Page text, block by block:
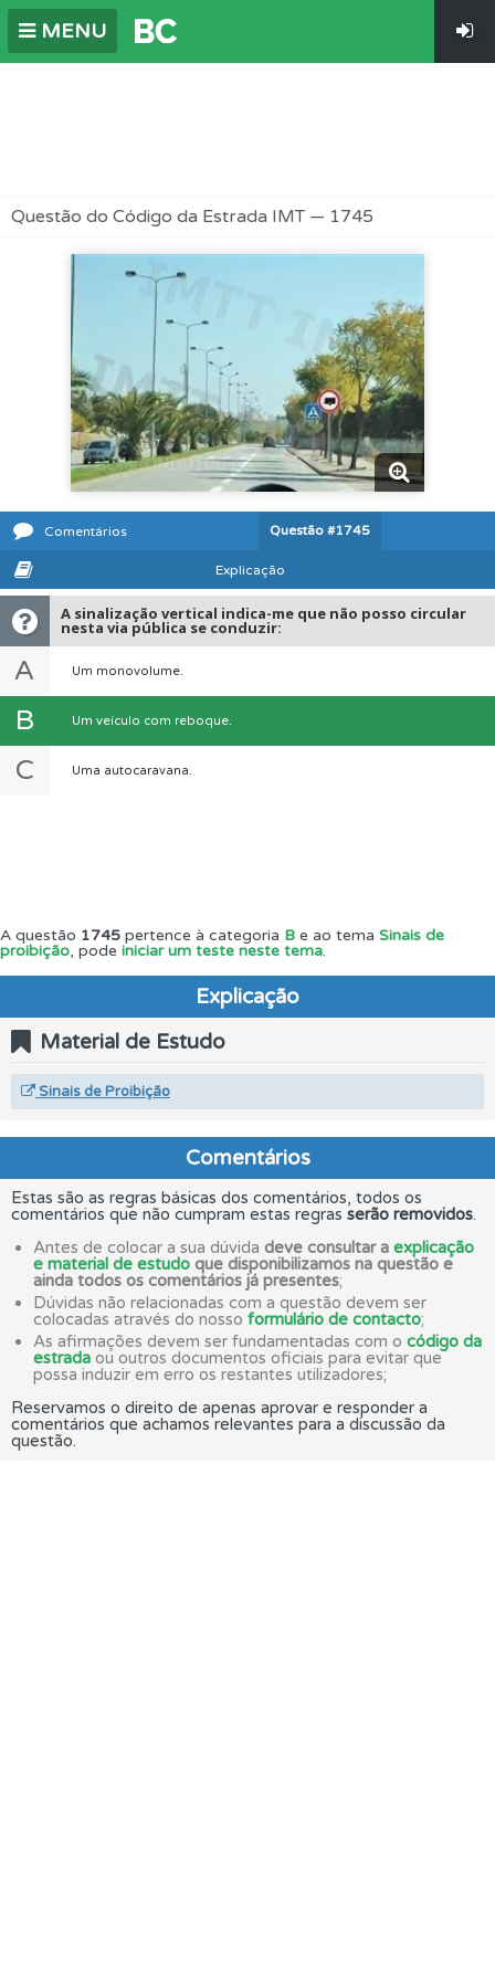
MENU
Questão do Código da Estrada IMT — 1745
Comentários Questão #1745
Explicação
A sinalização vertical indica-me que não posso circular
nesta via pública se conduzir:
A Um monovolume.
B Um veículo com reboque.
C Uma autocaravana.
A questão 1745 pertence à categoria B e ao tema Sinais de
proibição, pode iniciar um teste neste tema.
Explicação
Material de Estudo
Sinais de Proibição
Comentários
Estas são as regras básicas dos comentários, todos os
comentários que não cumpram estas regras serão removidos.
Antes de colocar a sua dúvida deve consultar a explicação
e material de estudo que disponibilizamos na questão e
ainda todos os comentários já presentes;
Dúvidas não relacionadas com a questão devem ser
colocadas através do nosso formulário de contacto;
As afirmações devem ser fundamentadas com o código da
estrada ou outros documentos oficiais para evitar que
possa induzir em erro os restantes utilizadores;
Reservamos o direito de apenas aprovar e responder a
comentários que achamos relevantes para a discussão da
questão.